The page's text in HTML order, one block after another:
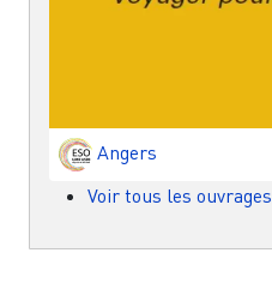
Angers
Voir tous les ouvrages